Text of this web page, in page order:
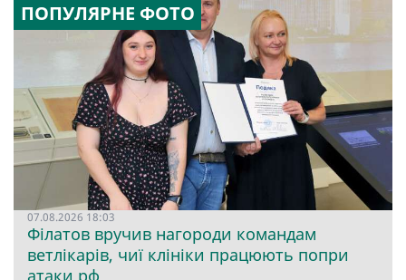
ПОПУЛЯРНЕ ФОТО
07.08.2026 18:03
Філатов вручив нагороди командам
ветлікарів, чиї клініки працюють попри
атаки рф